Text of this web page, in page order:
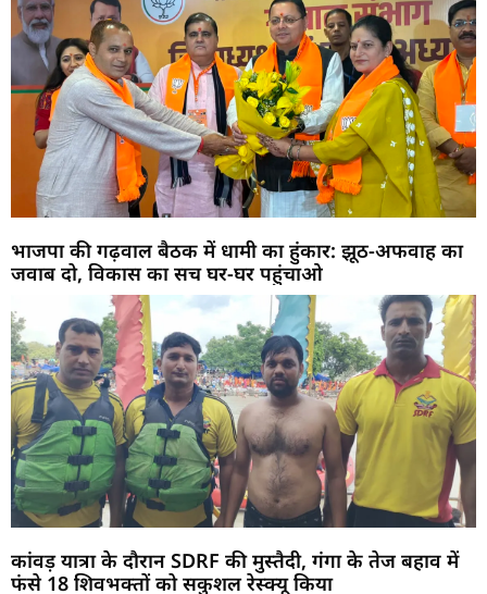
भाजपा की गढ़वाल बैठक में धामी का हुंकार: झूठ-अफवाह का
जवाब दो, विकास का सच घर-घर पहुंचाओ
कांवड़ यात्रा के दौरान SDRF की मुस्तैदी, गंगा के तेज बहाव में
फंसे 18 शिवभक्तों को सकुशल रेस्क्यू किया